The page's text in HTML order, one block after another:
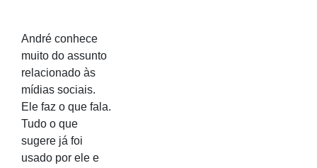
André conhece
muito do assunto
relacionado às
mídias sociais.
Ele faz o que fala.
Tudo o que
sugere já foi
usado por ele e